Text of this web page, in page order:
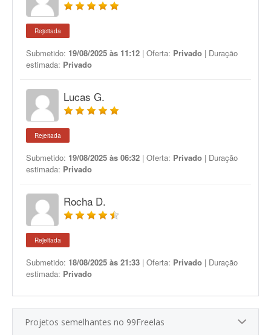
Rejeitada
Submetido: 19/08/2025 às 11:12 | Oferta: Privado | Duração
estimada: Privado
Lucas G.
Rejeitada
Submetido: 19/08/2025 às 06:32 | Oferta: Privado | Duração
estimada: Privado
Rocha D.
Rejeitada
Submetido: 18/08/2025 às 21:33 | Oferta: Privado | Duração
estimada: Privado
Projetos semelhantes no 99Freelas